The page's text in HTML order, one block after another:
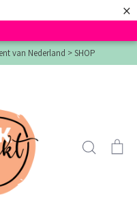
×
van Nederland > SHOP
Zoeken